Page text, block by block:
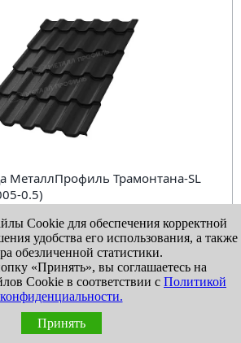
МеталлПрофиль Трамонтана-SL
0.5)
КУПИТЬ В 1 КЛИК
В избранное
Cookie для обеспечения корректной
удобства его использования, а также
обезличенной статистики.
«Принять», вы соглашаетесь на
Cookie в соответствии с Политикой
конфиденциальности.
Принять